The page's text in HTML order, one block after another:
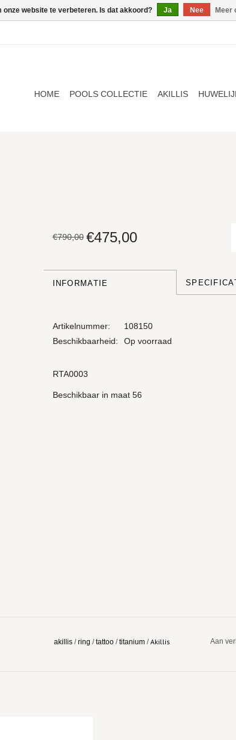
HOME POOLS COLLECTIE AKILLIS
€790,00 €475,00
INFORMATIE
Artikelnummer:
108150
Beschikbaarheid:
Op voorraad
RTA0003
Beschikbaar in maat 56
akillis /ring /tattoo /titanium /Akillis Aan
onze website te verbeteren. Is dat akkoord? Ja Nee Meer